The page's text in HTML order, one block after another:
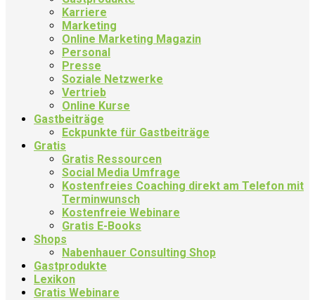
Karriere
Marketing
Online Marketing Magazin
Personal
Presse
Soziale Netzwerke
Vertrieb
Online Kurse
Gastbeiträge
Eckpunkte für Gastbeiträge
Gratis
Gratis Ressourcen
Social Media Umfrage
Kostenfreies Coaching direkt am Telefon mit
Terminwunsch
Kostenfreie Webinare
Gratis E-Books
Shops
Nabenhauer Consulting Shop
Gastprodukte
Lexikon
Gratis Webinare